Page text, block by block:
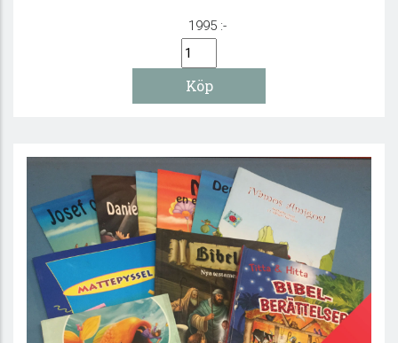
1995 :-